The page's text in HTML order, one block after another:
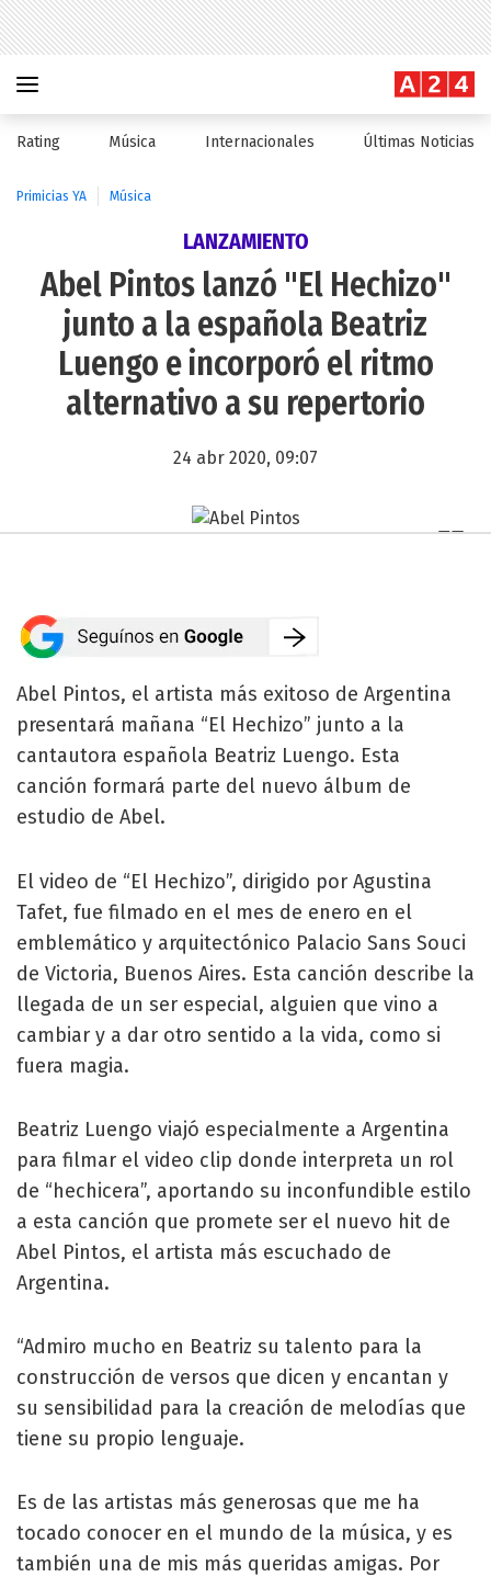
Rating Música Internacionales Últimas Noticias
Primicias YA Música
LANZAMIENTO
Abel Pintos lanzó "El Hechizo"
junto a la española Beatriz
Luengo e incorporó el ritmo
alternativo a su repertorio
24 abr 2020, 09:07
Abel Pintos, el artista más exitoso de Argentina
presentará mañana “El Hechizo” junto a la
cantautora española Beatriz Luengo. Esta
canción formará parte del nuevo álbum de
estudio de Abel.
El video de “El Hechizo”, dirigido por Agustina
Tafet, fue filmado en el mes de enero en el
emblemático y arquitectónico Palacio Sans Souci
de Victoria, Buenos Aires. Esta canción describe la
llegada de un ser especial, alguien que vino a
cambiar y a dar otro sentido a la vida, como si
fuera magia.
Beatriz Luengo viajó especialmente a Argentina
para filmar el video clip donde interpreta un rol
de “hechicera”, aportando su inconfundible estilo
a esta canción que promete ser el nuevo hit de
Abel Pintos, el artista más escuchado de
Argentina.
“Admiro mucho en Beatriz su talento para la
construcción de versos que dicen y encantan y
su sensibilidad para la creación de melodías que
tiene su propio lenguaje.
Es de las artistas más generosas que me ha
tocado conocer en el mundo de la música, y es
también una de mis más queridas amigas. Por